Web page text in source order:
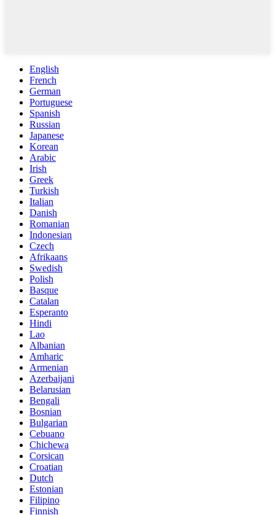
English
French
German
Portuguese
Spanish
Russian
Japanese
Korean
Arabic
Irish
Greek
Turkish
Italian
Danish
Romanian
Indonesian
Czech
Afrikaans
Swedish
Polish
Basque
Catalan
Esperanto
Hindi
Lao
Albanian
Amharic
Armenian
Azerbaijani
Belarusian
Bengali
Bosnian
Bulgarian
Cebuano
Chichewa
Corsican
Croatian
Dutch
Estonian
Filipino
Finnish